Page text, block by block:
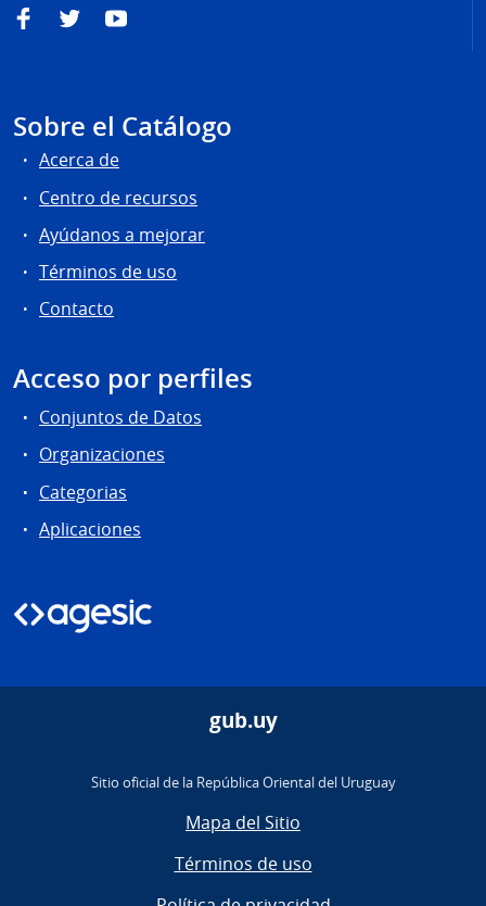
FacebookTwitterYouTube
Sobre el Catálogo
Acerca de
Centro de recursos
Ayúdanos a mejorar
Términos de uso
Contacto
Acceso por perfiles
Conjuntos de Datos
Organizaciones
Categorias
Aplicaciones
gub.uy
Sitio oficial de la República Oriental del Uruguay
Mapa del Sitio
Términos de uso